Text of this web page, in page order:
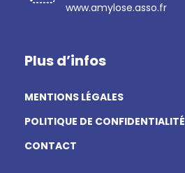
www.amylose.asso.fr
Plus d’infos
MENTIONS LÉGALES
POLITIQUE DE CONFIDENTIALITÉ
CONTACT